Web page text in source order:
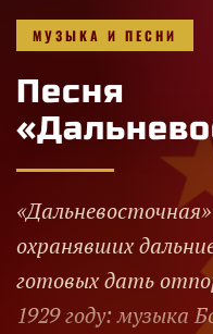
МУЗЫКА И ПЕСНИ
Песня
охранявших
готовых дать
1929 году: музыка